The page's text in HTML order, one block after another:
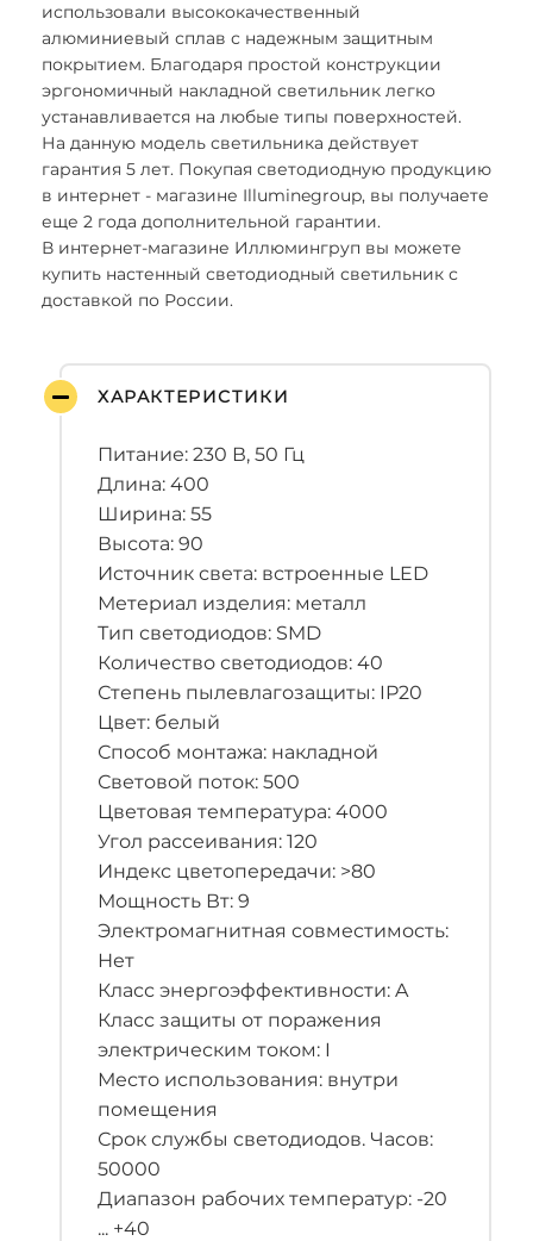
использовали высококачественный
алюминиевый сплав с надежным защитным
покрытием. Благодаря простой конструкции
эргономичный накладной светильник легко
устанавливается на любые типы поверхностей.
На данную модель светильника действует
гарантия 5 лет. Покупая светодиодную продукцию
в интернет - магазине Illuminegroup, вы получаете
еще 2 года дополнительной гарантии.
В интернет-магазине Иллюмингруп вы можете
купить настенный светодиодный светильник с
доставкой по России.
ХАРАКТЕРИСТИКИ
Питание: 230 В, 50 Гц
Длина: 400
Ширина: 55
Высота: 90
Источник света: встроенные LED
Метериал изделия: металл
Тип светодиодов: SMD
Количество светодиодов: 40
Степень пылевлагозащиты: IP20
Цвет: белый
Способ монтажа: накладной
Световой поток: 500
Цветовая температура: 4000
Угол рассеивания: 120
Индекс цветопередачи: >80
Мощность Вт: 9
Электромагнитная совместимость:
Нет
Класс энергоэффективности: A
Класс защиты от поражения
электрическим током: I
Место использования: внутри
помещения
Срок службы светодиодов. Часов:
50000
Диапазон рабочих температур: -20
... +40